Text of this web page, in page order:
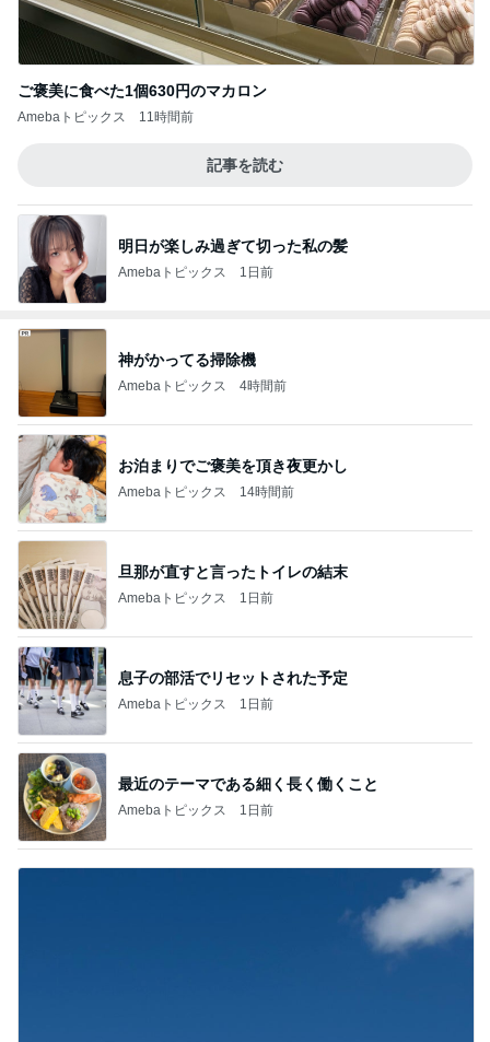
ご褒美に食べた1個630円のマカロン
Amebaトピックス 11時間前
記事を読む
明日が楽しみ過ぎて切った私の髪
Amebaトピックス 1日前
神がかってる掃除機
Amebaトピックス 4時間前
お泊まりでご褒美を頂き夜更かし
Amebaトピックス 14時間前
旦那が直すと言ったトイレの結末
Amebaトピックス 1日前
息子の部活でリセットされた予定
Amebaトピックス 1日前
最近のテーマである細く長く働くこと
Amebaトピックス 1日前